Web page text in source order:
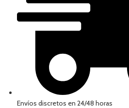
Envíos discretos en 24/48 horas